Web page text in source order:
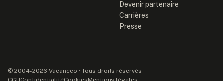
Devenir partenaire
Carrières
Presse
© 2004-2026 Vacanceo · Tous droits réservés
CGUConfidentialitéCookiesMentions légales